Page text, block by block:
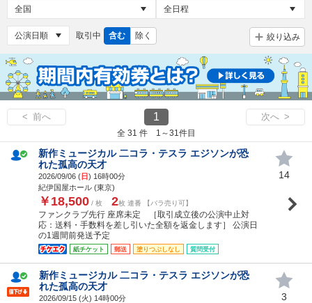
取引中 含む 除く 絞り込み
< 前へ 1 次へ >
全 31 件 1～31件目
新作ミュージカル 二コラ・テスラ エジソンが恐
れた孤高の天才
2026/09/06 (日) 16時00分
紀伊国屋ホール (東京)
￥18,500 / 枚 2枚 連番 【バラ売り可】
ファンクラブ先行 座席未定 ［取引成立後の公演中止対
応：送料・手数料を差し引いた全額を返金します］ 公演日
の1週間前発送予定
紙チケット 郵送 塗りつぶしなし 質問受付
14
新作ミュージカル 二コラ・テスラ エジソンが恐
れた孤高の天才
2026/09/15 (火) 14時00分
3